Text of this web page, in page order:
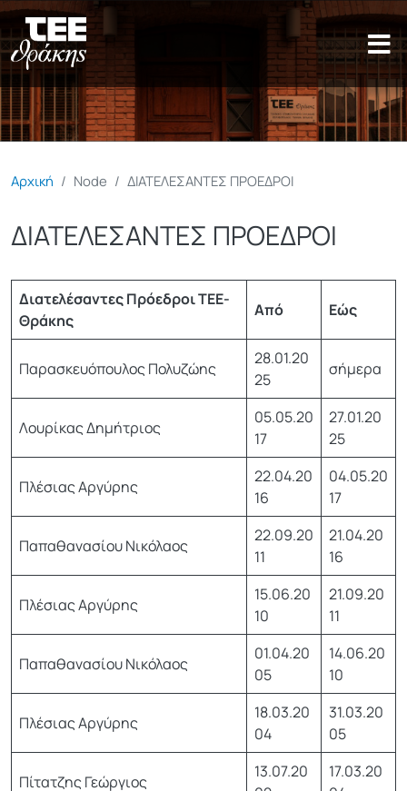
Παράκαμψη προς το κυρίως
Αρχική Node ΔΙΑΤΕΛΕΣΑΝΤΕΣ ΠΡΟΕΔΡΟΙ
ΔΙΑΤΕΛΕΣΑΝΤΕΣ ΠΡΟΕΔΡΟΙ
Διατελέσαντες Πρόεδροι ΤΕΕ-
Θράκης
Από Εώς
Παρασκευόπουλος Πολυζώης
28.01.20
25
σήμερα
Λουρίκας Δημήτριος
05.05.20
17
27.01.20
25
Πλέσιας Αργύρης
22.04.20
16
04.05.20
17
Παπαθανασίου Νικόλαος
22.09.20
11
21.04.20
16
Πλέσιας Αργύρης
15.06.20
10
21.09.20
11
Παπαθανασίου Νικόλαος
01.04.20
05
14.06.20
10
Πλέσιας Αργύρης
18.03.20
04
31.03.20
05
Πίτατζης Γεώργιος
13.07.20
17.03.20